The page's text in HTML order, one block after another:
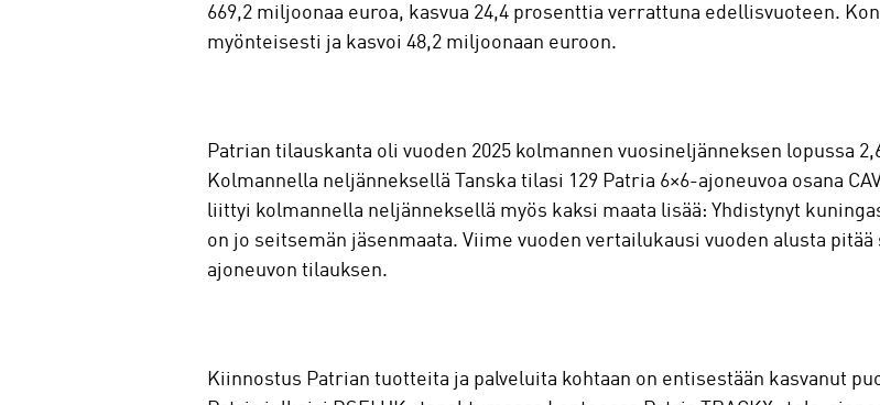
669,2 miljoonaa euroa, kasvua 24,4 prosenttia verrattuna edellisvuoteen.
myönteisesti ja kasvoi 48,2 miljoonaan euroon.
Patrian tilauskanta oli vuoden 2025 kolmannen vuosineljänneksen lopussa
Kolmannella neljänneksellä Tanska tilasi 129 Patria 6×6-ajoneuvoa osana
liittyi kolmannella neljänneksellä myös kaksi maata lisää: Yhdistynyt
on jo seitsemän jäsenmaata. Viime vuoden vertailukausi vuoden alusta
ajoneuvon tilauksen.
Kiinnostus Patrian tuotteita ja palveluita kohtaan on entisestään kasvanut